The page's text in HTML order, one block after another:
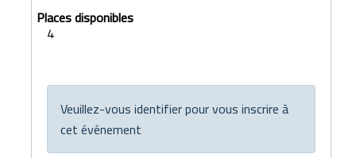
4
Veuillez-vous identifier pour vous inscrire à
cet événement